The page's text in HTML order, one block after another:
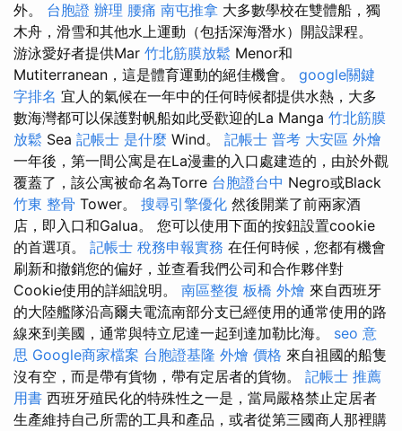
外。 台胞證 辦理 腰痛 南屯推拿 大多數學校在雙體船，獨
木舟，滑雪和其他水上運動（包括深海潛水）開設課程。
游泳愛好者提供Mar 竹北筋膜放鬆 Menor和
Mutiterranean，這是體育運動的絕佳機會。 google關鍵
字排名 宜人的氣候在一年中的任何時候都提供水熱，大多
數海灣都可以保護對帆船如此受歡迎的La Manga 竹北筋膜
放鬆 Sea 記帳士 是什麼 Wind。 記帳士 普考 大安區 外燴
一年後，第一間公寓是在La漫畫的入口處建造的，由於外觀
覆蓋了，該公寓被命名為Torre 台胞證台中 Negro或Black
竹東 整骨 Tower。 搜尋引擎優化 然後開業了前兩家酒
店，即入口和Galua。 您可以使用下面的按鈕設置cookie
的首選項。 記帳士 稅務申報實務 在任何時候，您都有機會
刷新和撤銷您的偏好，並查看我們公司和合作夥伴對
Cookie使用的詳細說明。 南區整復 板橋 外燴 來自西班牙
的大陸艦隊沿高爾夫電流南部分支已經使用的通常使用的路
線來到美國，通常與特立尼達一起到達加勒比海。 seo 意
思 Google商家檔案 台胞證基隆 外燴 價格 來自祖國的船隻
沒有空，而是帶有貨物，帶有定居者的貨物。 記帳士 推薦
用書 西班牙殖民化的特殊性之一是，當局嚴格禁止定居者
生產維持自己所需的工具和產品，或者從第三國商人那裡購